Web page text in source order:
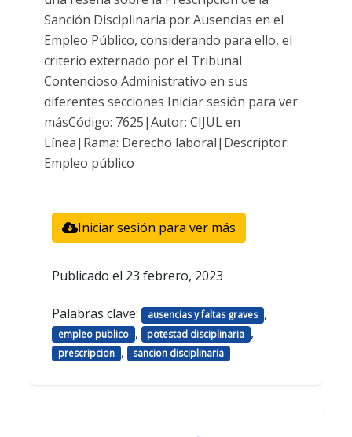
Sanción Disciplinaria por Ausencias en el
Empleo Público, considerando para ello, el
criterio externado por el Tribunal
Contencioso Administrativo en sus
diferentes secciones Iniciar sesión para ver
másCódigo: 7625|Autor: CIJUL en
Línea|Rama: Derecho laboral|Descriptor:
Empleo público
Iniciar sesión para ver más
Publicado el 23 febrero, 2023
Palabras clave: ausencias y faltas graves ,
empleo publico , potestad disciplinaria ,
prescripcion , sancion disciplinaria